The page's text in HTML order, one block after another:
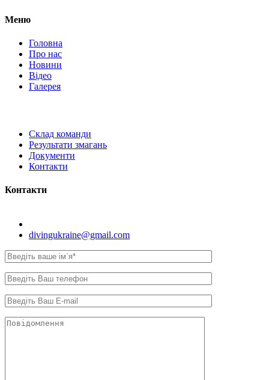
Меню
Головна
Про нас
Новини
Відео
Галерея
Склад команди
Результати змагань
Документи
Контакти
Контакти
divingukraine@gmail.com